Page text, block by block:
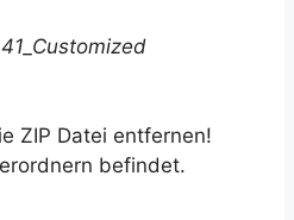
ZIP Datei entfernen!
befindet.